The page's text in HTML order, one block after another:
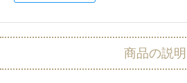
商品の説明